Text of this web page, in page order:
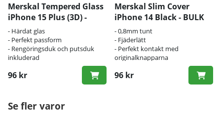
Merskal Tempered Glass
iPhone 15 Plus (3D) -
BULK
- Härdat glas
- Perfekt passform
- Rengöringsduk och putsduk
inkluderad
96 kr
Merskal Slim Cover
iPhone 14 Black - BULK
- 0,8mm tunt
- Fjäderlätt
- Perfekt kontakt med
originalknapparna
96 kr
Se fler varor